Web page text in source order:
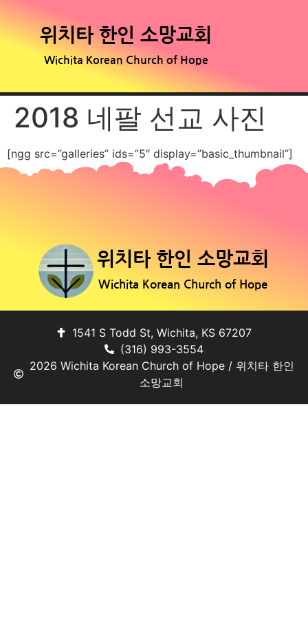
위치타 한인 소망교회
Wichita Korean Church of Hope
2018 네팔 선교 사진
[ngg src=”galleries” ids=”5″ display=”basic_thumbnail”]
위치타 한인 소망교회
Wichita Korean Church of Hope
1541 S Todd St, Wichita, KS 67207
(316) 993-3554
2026 Wichita Korean Church of Hope / 위치타 한인
소망교회